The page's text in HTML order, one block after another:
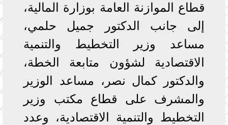
قطاع الموازنة العامة بوزارة المالية،
إلى جانب الدكتور جميل حلمي،
مساعد وزير التخطيط والتنمية
الاقتصادية لشؤون متابعة الخطة،
والدكتور كمال نصر، مساعد الوزير
والمشرف على قطاع مكتب وزير
التخطيط والتنمية الاقتصادية، وعدد